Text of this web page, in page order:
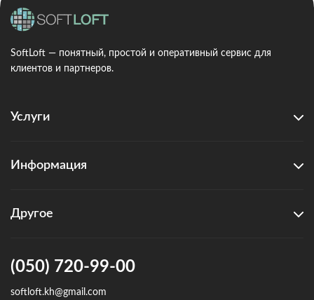
SoftLoft — понятный, простой и оперативный сервис для
клиентов и партнеров.
Услуги
Информация
Другое
(050) 720-99-00
softloft.kh@gmail.com